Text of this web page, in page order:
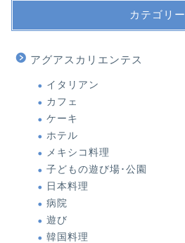
カテゴリー
アグアスカリエンテス
イタリアン
カフェ
ケーキ
ホテル
メキシコ料理
子どもの遊び場･公園
日本料理
病院
遊び
韓国料理